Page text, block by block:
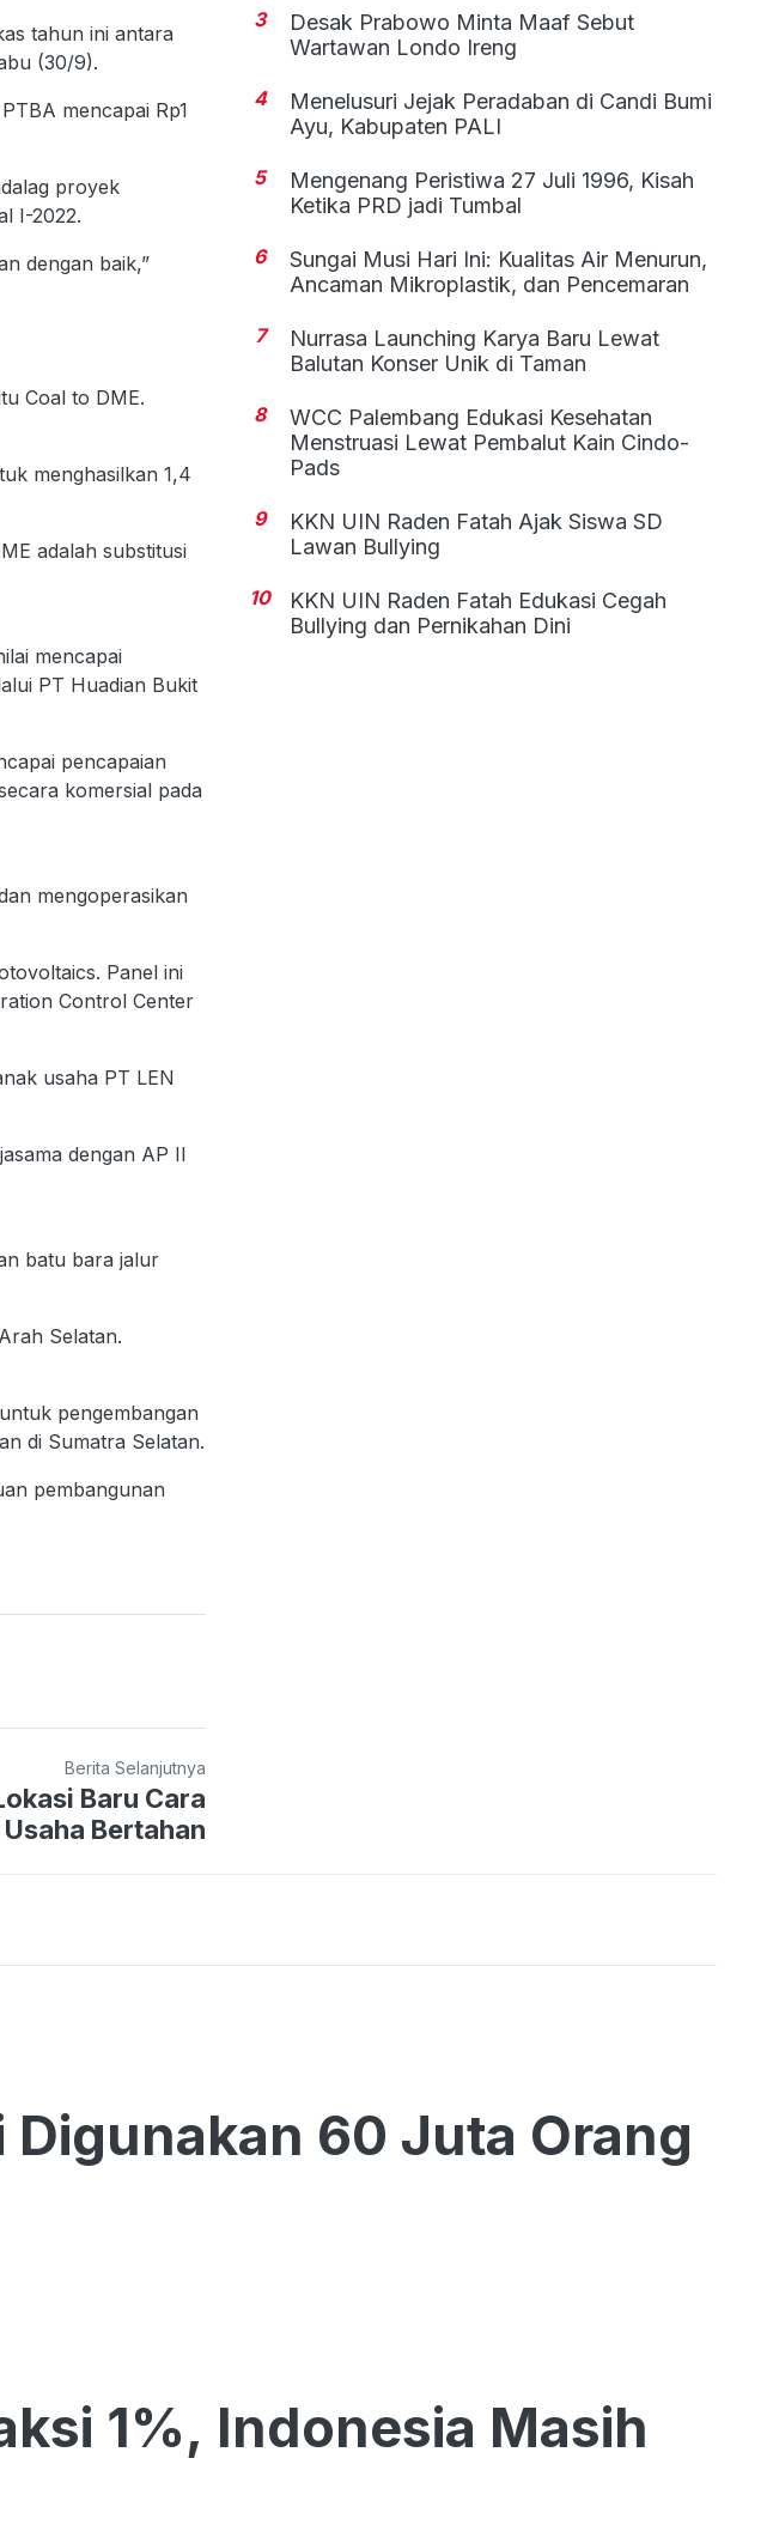
tahun ini antara
(30/9).
mencapai Rp1
proyek
I-2022.
dengan baik,”
Coal to DME.
menghasilkan 1,4
adalah substitusi
mencapai
PT Huadian Bukit
pencapaian
komersial pada
mengoperasikan
Panel ini
Control Center
usaha PT LEN
dengan AP II
batu bara jalur
Selatan.
pengembangan
di Sumatra Selatan.
pembangunan
Berita Selanjutnya
Baru Cara
Bertahan
3
Desak Prabowo Minta Maaf Sebut
Wartawan Londo Ireng
4
Menelusuri Jejak Peradaban di Candi Bumi
Ayu, Kabupaten PALI
5
Mengenang Peristiwa 27 Juli 1996, Kisah
Ketika PRD jadi Tumbal
6
Sungai Musi Hari Ini: Kualitas Air Menurun,
Ancaman Mikroplastik, dan Pencemaran
7
Nurrasa Launching Karya Baru Lewat
Balutan Konser Unik di Taman
8
WCC Palembang Edukasi Kesehatan
Menstruasi Lewat Pembalut Kain Cindo-
Pads
9
KKN UIN Raden Fatah Ajak Siswa SD
Lawan Bullying
10
KKN UIN Raden Fatah Edukasi Cegah
Bullying dan Pernikahan Dini
60 Juta Orang
1%, Indonesia Masih